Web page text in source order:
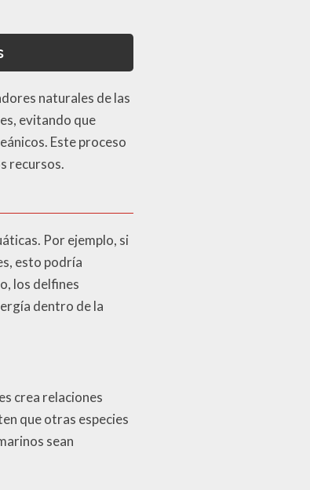
naturales de las
evitando que
Este proceso
recursos.
Por ejemplo, si
esto podría
los delfines
dentro de la
crea relaciones
que otras especies
sean